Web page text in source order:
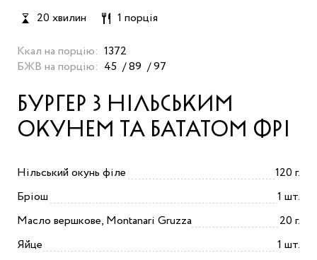
20 хвилин 1 порція
Ккал на порцію: 1372
БЖВ на порцію: 45 89 97
БУРГЕР З НІЛЬСЬКИМ
ОКУНЕМ ТА БАТАТОМ ФРІ
Нільський окунь філе
120 г.
Бріош
1 шт.
Масло вершкове, Montanari Gruzza
20 г.
Яйце
1 шт.